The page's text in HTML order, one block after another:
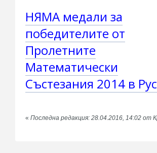
НЯМА медали за
победителите от
Пролетните
Математически
Състезания 2014 в
« Последна редакция: 28.04.2016, 14:02 от